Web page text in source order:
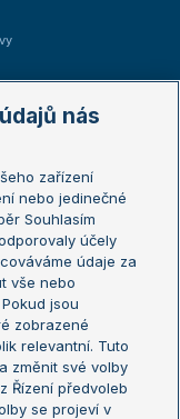
nás
zařízení
nebo jedinečné
Souhlasím
účely
údaje za
vše nebo
jsou
zobrazené
relevantní. Tuto
změnit své volby
Řízení předvoleb
se projeví v